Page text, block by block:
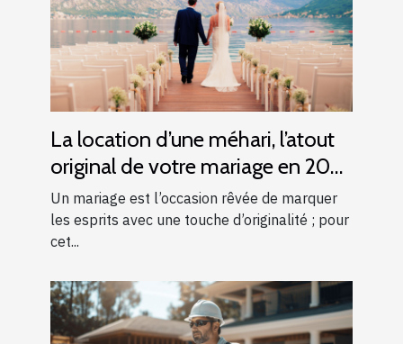
La location d’une méhari, l’atout
original de votre mariage en 2025
!Un mariage est l’occasion rêvée de marquer
les esprits avec une touche d’originalité ; pour
cet...